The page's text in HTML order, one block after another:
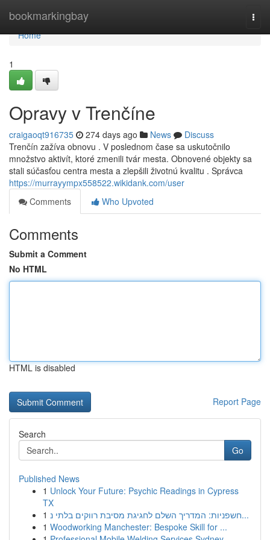
bookmarkingbay
Home
Home
1
Opravy v Trenčíne
craigaoqt916735 274 days ago News
Discuss
Trenčín zažíva obnovu . V poslednom čase sa uskutočnilo
množstvo aktivít, ktoré zmenili tvár mesta. Obnovené objekty sa
stali súčasťou centra mesta a zlepšili životnú kvalitu . Správca
https://murrayympx558522.wikidank.com/user
Comments
Who Upvoted
Comments
Submit a Comment
No HTML
HTML is disabled
Report Page
Search
Go
Published News
1 Unlock Your Future: Psychic Readings in Cypress
TX
1
חשפניות: המדריך השלם לחגיגת מסיבת רווקים בלתי נ...
1 Woodworking Manchester: Bespoke Skill for ...